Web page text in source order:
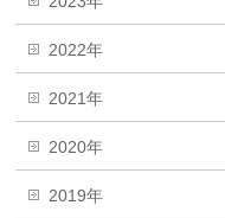
2022年
2021年
2020年
2019年